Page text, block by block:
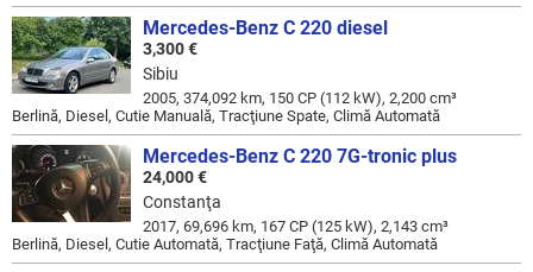
Mercedes-Benz C 220 diesel
3,300 €
Sibiu
2005, 374,092 km, 150 CP (112 kW), 2,200 cm³
Berlină, Diesel, Cutie Manuală, Tracţiune Spate, Climă Automată
Mercedes-Benz C 220 7G-tronic plus
24,000 €
Constanţa
2017, 69,696 km, 167 CP (125 kW), 2,143 cm³
Berlină, Diesel, Cutie Automată, Tracţiune Faţă, Climă Automată